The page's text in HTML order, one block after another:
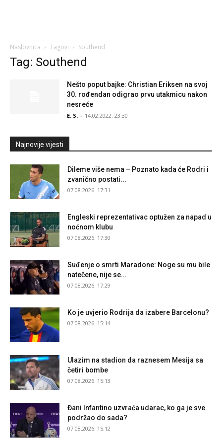
Naslovnica Tagovi Southend
Tag: Southend
Nešto poput bajke: Christian Eriksen na svoj
30. rođendan odigrao prvu utakmicu nakon
nesreće
E. S. - 14.02.2022. 23:30
Najnovije vijesti
Dileme više nema – Poznato kada će Rodri i
zvanično postati...
07.08.2026. 17:31
Engleski reprezentativac optužen za napad u
noćnom klubu
07.08.2026. 17:30
Suđenje o smrti Maradone: Noge su mu bile
natečene, nije se...
07.08.2026. 17:29
Ko je uvjerio Rodrija da izabere Barcelonu?
07.08.2026. 15:14
Ulazim na stadion da raznesem Mesija sa
četiri bombe
07.08.2026. 15:13
Đani Infantino uzvraća udarac, ko ga je sve
podržao do sada?
07.08.2026. 15:12